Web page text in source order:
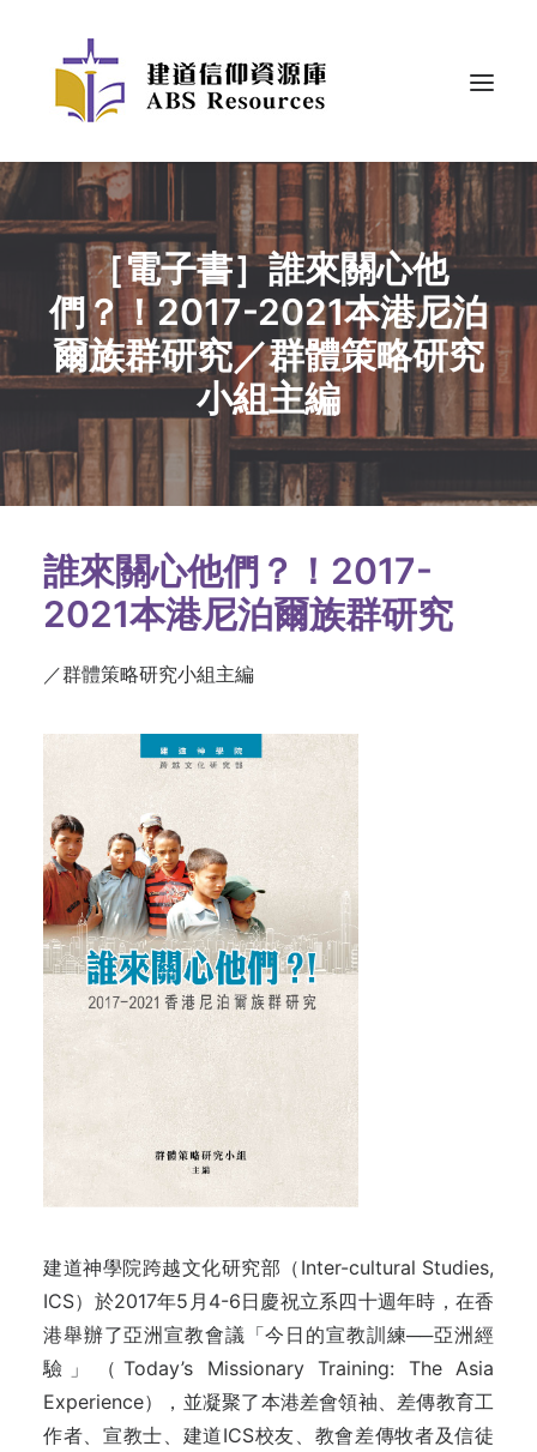
［電子書］誰來關心他
們？！2017-2021本港尼泊
爾族群研究／群體策略研究
小組主編
誰來關心他們？！2017-
2021本港尼泊爾族群研究
／群體策略研究小組主編
建道神學院跨越文化研究部（Inter-cultural Studies,
ICS）於2017年5月4-6日慶祝立系四十週年時，在香
港舉辦了亞洲宣教會議「今日的宣教訓練──亞洲經
驗」（Today’s Missionary Training: The Asia
Experience），並凝聚了本港差會領袖、差傳教育工
作者、宣教士、建道ICS校友、教會差傳牧者及信徒